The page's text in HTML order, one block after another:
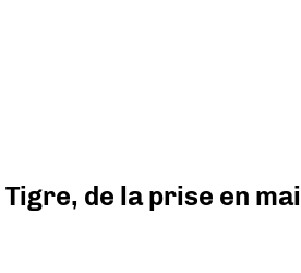
Tigre, de la prise en